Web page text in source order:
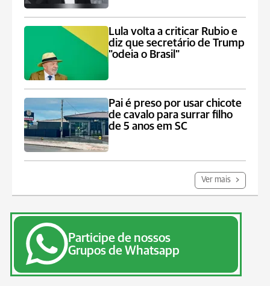
Lula volta a criticar Rubio e
diz que secretário de Trump
"odeia o Brasil"
Pai é preso por usar chicote
de cavalo para surrar filho
de 5 anos em SC
Ver mais
Participe de nossos
Grupos de Whatsapp